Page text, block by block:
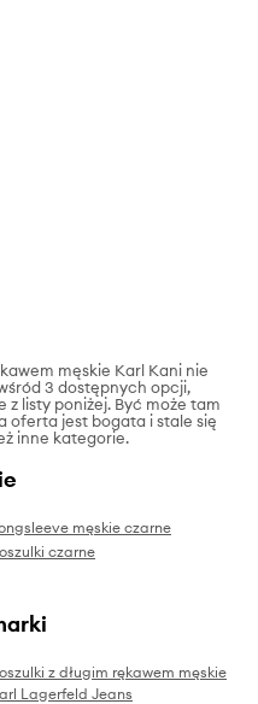
męskie Karl Kani nie
3 dostępnych opcji,
listy poniżej. Być może tam
oferta jest bogata i stale się
inne kategorie.
męskie czarne
czarne
z długim rękawem męskie
Lagerfeld Jeans